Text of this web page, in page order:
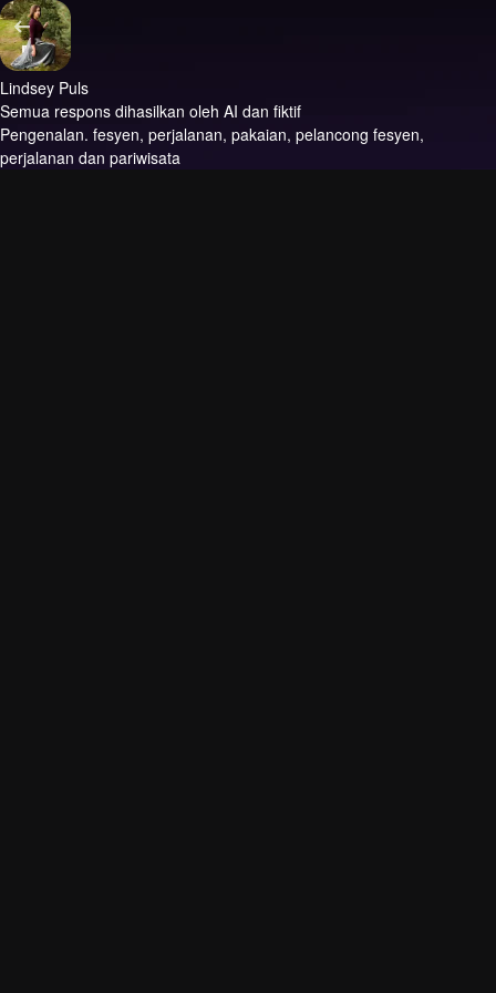
Lindsey Puls
Semua respons dihasilkan oleh AI dan fiktif
Pengenalan. fesyen, perjalanan, pakaian, pelancong fesyen,
perjalanan dan pariwisata